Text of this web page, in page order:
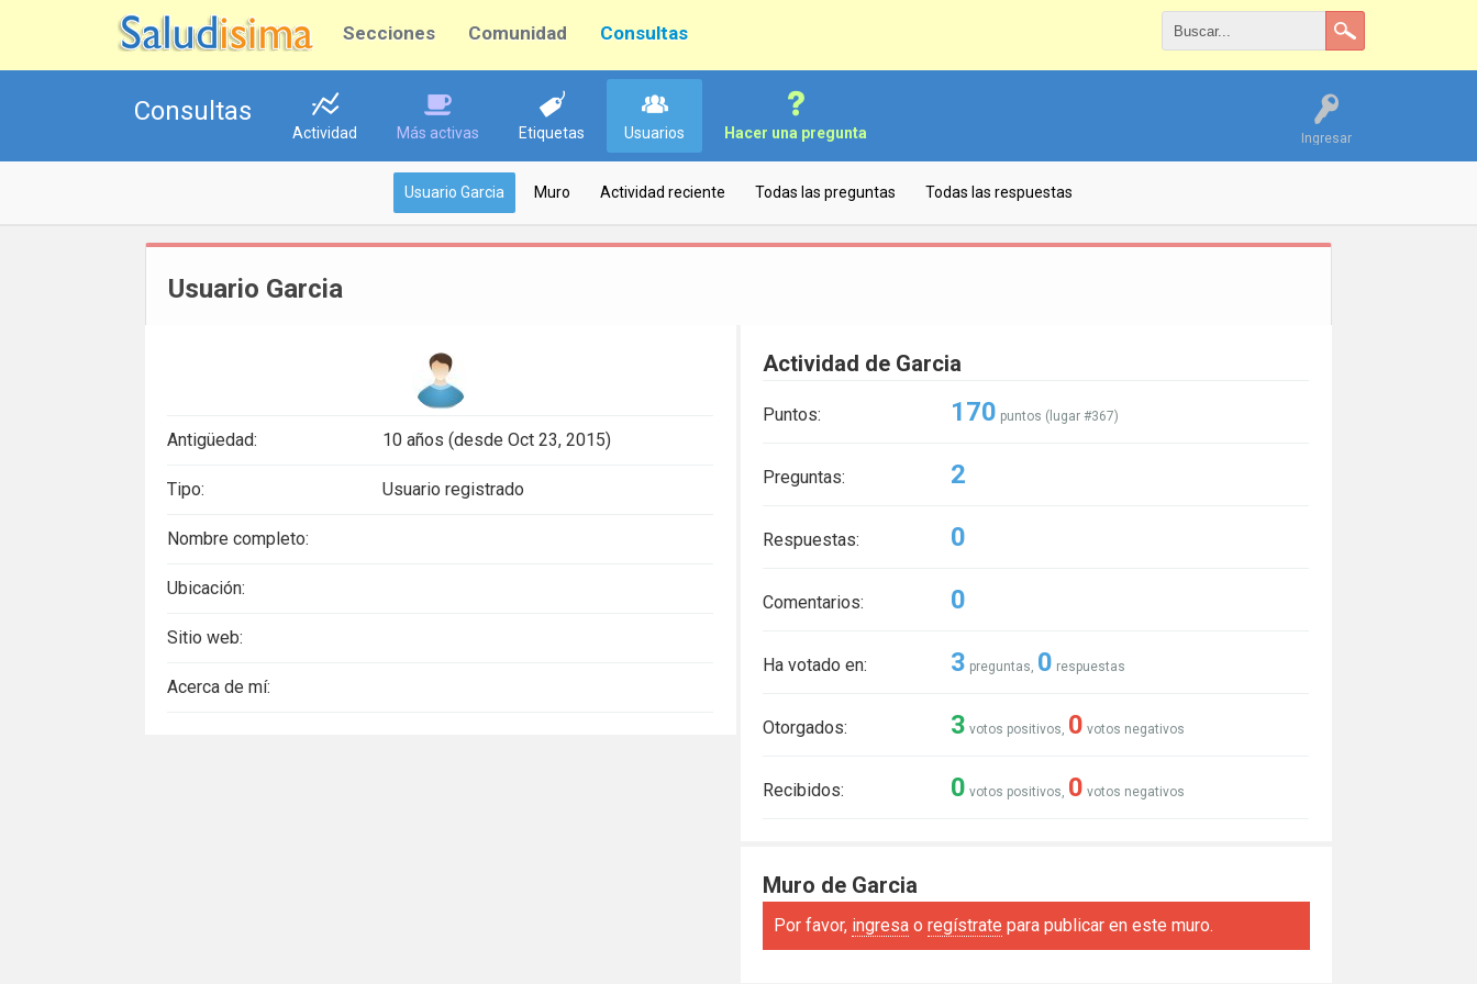
Secciones Comunidad Consultas
Ingresar
Consultas
Actividad Más activas Etiquetas Usuarios Hacer una pregunta
Usuario Garcia Muro Actividad reciente Todas las preguntas Todas las respuestas
Usuario Garcia
Antigüedad: 10 años (desde Oct 23, 2015)
Tipo: Usuario registrado
Nombre completo:
Ubicación:
Sitio web:
Acerca de mí:
Actividad de Garcia
Puntos: 170 puntos (lugar #367)
Preguntas: 2
Respuestas: 0
Comentarios: 0
Ha votado en: 3 preguntas, 0 respuestas
Otorgados: 3 votos positivos, 0 votos negativos
Recibidos: 0 votos positivos, 0 votos negativos
Muro de Garcia
Por favor, ingresa oregístrate para publicar en este muro.